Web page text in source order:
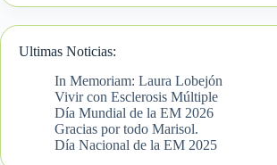
Ultimas Noticias:
In Memoriam: Laura Lobejón
Vivir con Esclerosis Múltiple
Día Mundial de la EM 2026
Gracias por todo Marisol.
Día Nacional de la EM 2025